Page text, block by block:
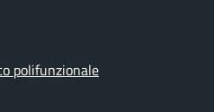
polifunzionale